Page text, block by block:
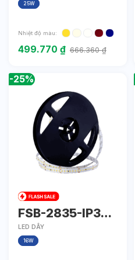
25W
Nhiệt độ màu:
499.770 ₫ 666.360₫
-25%
FSB-2835-IP33-
L168
LED DÂY
16W